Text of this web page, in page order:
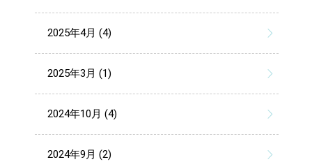
2025年4月 (4)
2025年3月 (1)
2024年10月 (4)
2024年9月 (2)